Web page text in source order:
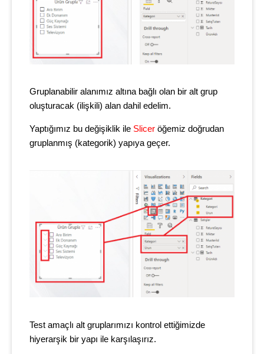
Gruplanabilir alanımız altına bağlı olan bir alt grup
oluşturacak (ilişkili) alan dahil edelim.
Yaptığımız bu değişiklik ile Slicer öğemiz doğrudan
gruplanmış (kategorik) yapıya geçer.
Test amaçlı alt gruplarımızı kontrol ettiğimizde
hiyerarşik bir yapı ile karşılaşırız.